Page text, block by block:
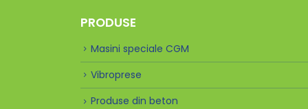
PRODUSE
Masini speciale CGM
Vibroprese
Produse din beton